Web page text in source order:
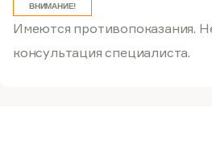
ВНИМАНИЕ!
Имеются противопоказания.
консультация специалиста.